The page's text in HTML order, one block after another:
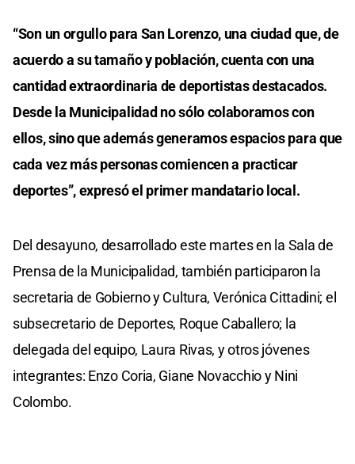
“Son un orgullo para San Lorenzo, una ciudad que, de
acuerdo a su tamaño y población, cuenta con una
cantidad extraordinaria de deportistas destacados.
Desde la Municipalidad no sólo colaboramos con
ellos, sino que además generamos espacios para que
cada vez más personas comiencen a practicar
deportes”, expresó el primer mandatario local.
Del desayuno, desarrollado este martes en la Sala de
Prensa de la Municipalidad, también participaron la
secretaria de Gobierno y Cultura, Verónica Cittadini; el
subsecretario de Deportes, Roque Caballero; la
delegada del equipo, Laura Rivas, y otros jóvenes
integrantes: Enzo Coria, Giane Novacchio y Nini
Colombo.